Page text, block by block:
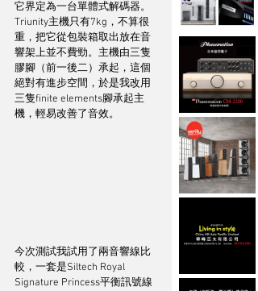
它界定為一台單體式解碼器。
Triunity主機只有7kg，不算很
重，把它從包裝箱取出放在音
響架上並不費勁。主機由三隻
膠腳（前一後二）承起，這個
絕對有進步空間，於是我改用
三隻finite elements腳承起主
機，輕易改善了音效。
今次測試我試用了兩音響線比
較，一套是Siltech Royal
Signature Princess平衡訊號線